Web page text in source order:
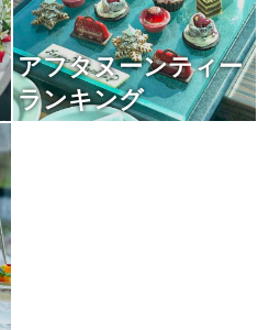
アフタヌーンティー
ランキング